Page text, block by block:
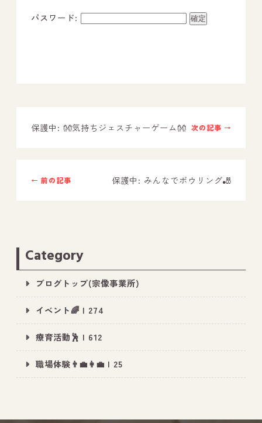
－ オールピース福津事業所
スタッフブログ
－ 福津事業所のブログ
－ 鳥栖事業所のブログ
事業所紹介動画
パスワード:
次の記事 →
保護中: 👐気持ちジェスチャーゲーム👐
← 前の記事 保護中: みんなでボウリング🎳
Category
ブログトップ(宗像事業所)
イベント🌈 | 274
療育活動🕺 | 612
職場体験👨‍💼👩‍💼 | 25